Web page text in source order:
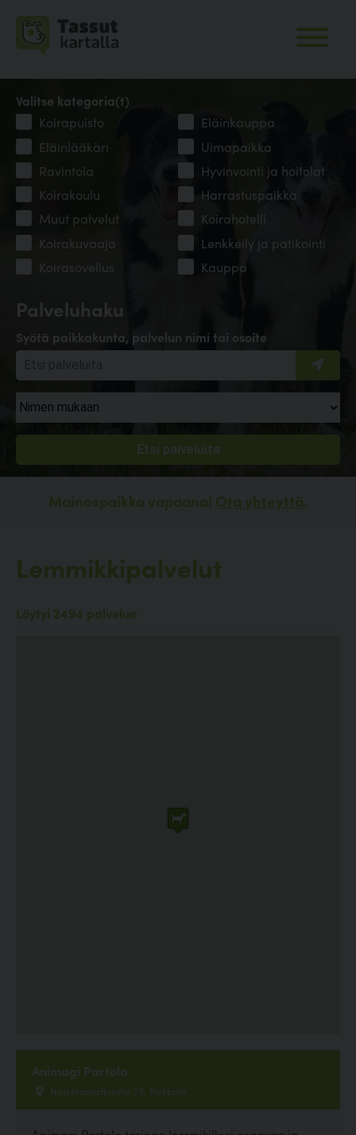
Palveluhaku
Syötä paikkakunta, palvelun nimi tai osoite
Valitse kategoria(t)
Koirapuisto
Eläinkauppa
Eläinlääkäri
Uimapaikka
Ravintola
Hyvinvointi ja hoitolat
Koirakoulu
Harrastuspaikka
Muut palvelut
Koirahotelli
Koirakuvaaja
Lenkkeily ja patikointi
Koirasovellus
Kauppa
Mainospaikka vapaana! Ota yhteyttä.
Lemmikkipalvelut
Löytyi 2494 palvelua
Animagi Partola
Naistenmatkantie 76, Pirkkala